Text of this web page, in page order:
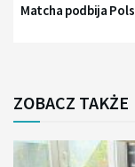
Matcha podbija
ZOBACZ TAKŻE